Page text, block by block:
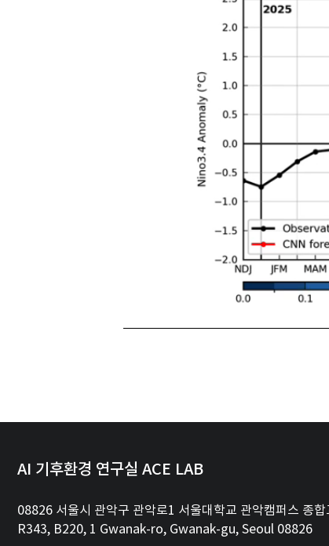
AI 기후환경 연구실 ACE LAB
08826 서울시 관악구 관악로1 서울대학교 관악캠퍼스 종
R343, B220, 1 Gwanak-ro, Gwanak-gu, Seoul 08826